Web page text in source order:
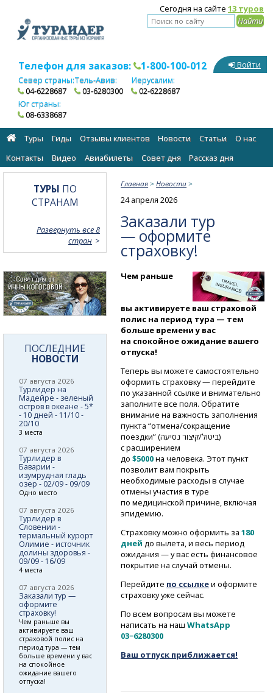
Сегодня на сайте 13 туров
Телефон для заказов: 1-800-100-012
Север страны:
04-6228687
Тель-Авив:
03-6280300
Иерусалим:
02-6228687
Юг страны:
08-6338687
Войти
Туры Гиды Отзывы клиентов Новости Статьи
О нас
Контакты
Видео Авиабилеты Cовет дня Рассказ дня
Главная >Новости >
24 апреля 2026
Заказали тур
— оформите
страховку!
Чем раньше
вы активируете ваш страховой
полис на период тура — тем
больше времени у вас
на спокойное ожидание вашего
отпуска!
Теперь вы можете самостоятельно
оформить страховку — перейдите
по указанной ссылке и внимательно
заполните все поля. Обратите
внимание на важность заполнения
пункта “отмена/сокращение
поездки” (ביטול/קיצור נסיעה)
с расширением
до$5000на человека. Этот пункт
позволит вам покрыть
необходимые расходы в случае
отмены участия в туре
по медицинской причине, включая
эпидемию.
Страховку можно оформить за180
дней до вылета, и весь период
ожидания — у вас есть финансовое
покрытие на случай отмены.
Перейдите по ссылкеи оформите
страховку уже сейчас.
По всем вопросам вы можете
написать на нашWhatsApp
03−6280300
Ваш отпуск приближается!
ТУРЫ ПО
СТРАНАМ
Развернуть все 8
стран
ПОСЛЕДНИЕ
НОВОСТИ
07 августа 2026
Турлидер на
Мадейре - зеленый
остров в океане - 5*
- 10 дней - 11/10 -
20/10
3 места
07 августа 2026
Турлидер в
Баварии -
изумрудная гладь
озер - 02/09 - 09/09
Одно место
07 августа 2026
Турлидер в
Словении -
термальный курорт
Олимие - источник
долины здоровья -
09/09 - 16/09
4 места
07 августа 2026
Заказали тур —
оформите
страховку!
Чем раньше вы
активируете ваш
страховой полис на
период тура — тем
больше времени у вас
на спокойное
ожидание вашего
отпуска!